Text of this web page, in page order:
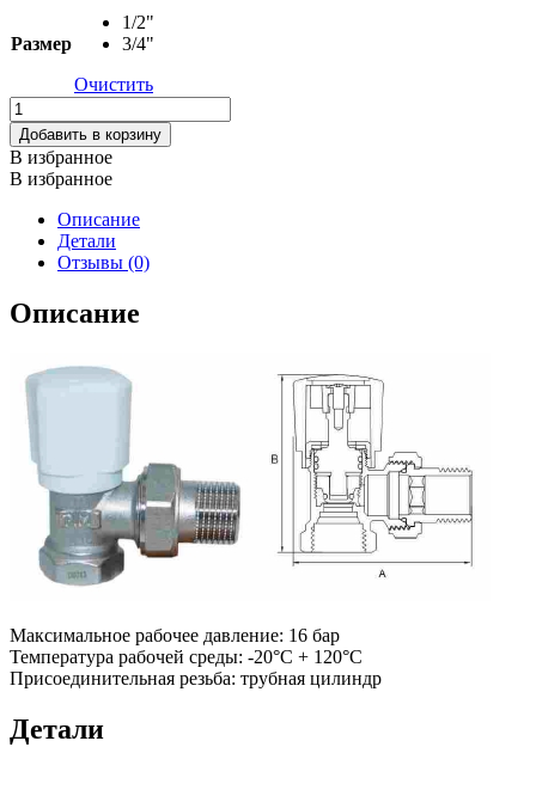
Размер
1/2"
3/4"
Очистить
Количество
товара
Вентиль
радиаторный
регулировочный
угловой
TIM
Добавить в корзину
В избранное
В избранное
Описание
Детали
Отзывы (0)
Описание
Максимальное рабочее давление: 16 бар
Температура рабочей среды: -20°С + 120°С
Присоединительная резьба: трубная цилиндр
Детали